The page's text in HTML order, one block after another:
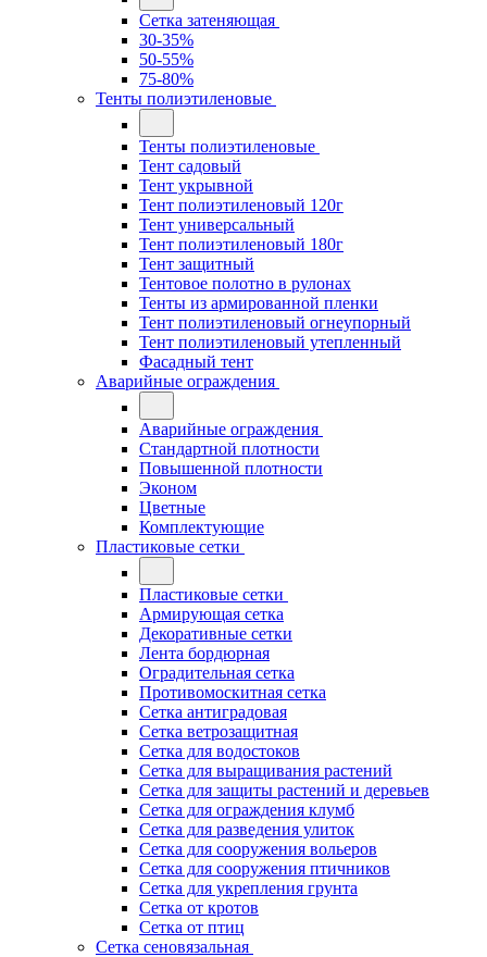
Сетка затеняющая
30-35%
50-55%
75-80%
Тенты полиэтиленовые
Тенты полиэтиленовые
Тент садовый
Тент укрывной
Тент полиэтиленовый 120г
Тент универсальный
Тент полиэтиленовый 180г
Тент защитный
Тентовое полотно в рулонах
Тенты из армированной пленки
Тент полиэтиленовый огнеупорный
Тент полиэтиленовый утепленный
Фасадный тент
Аварийные ограждения
Аварийные ограждения
Стандартной плотности
Повышенной плотности
Эконом
Цветные
Комплектующие
Пластиковые сетки
Пластиковые сетки
Армирующая сетка
Декоративные сетки
Лента бордюрная
Оградительная сетка
Противомоскитная сетка
Сетка антиградовая
Сетка ветрозащитная
Сетка для водостоков
Сетка для выращивания растений
Сетка для защиты растений и деревьев
Сетка для ограждения клумб
Сетка для разведения улиток
Сетка для сооружения вольеров
Сетка для сооружения птичников
Сетка для укрепления грунта
Сетка от кротов
Сетка от птиц
Сетка сеновязальная